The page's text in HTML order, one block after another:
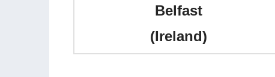
Belfast
(Ireland)